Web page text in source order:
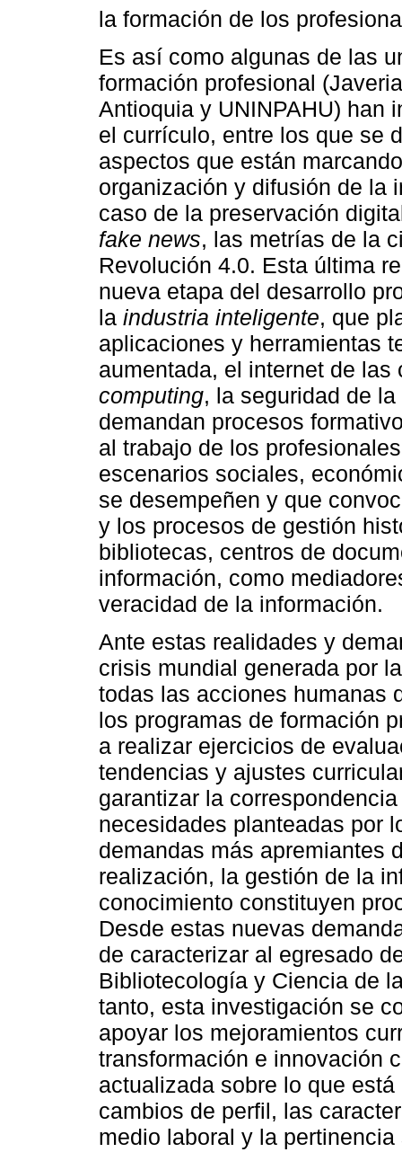
la formación de los
Es así como algunas de las
formación profesional
Antioquia y UNINPAHU) han
el currículo, entre los que se
aspectos que están
organización y difusión de la
caso de la preservación
fake news, las metrías de la
Revolución 4.0. Esta última
nueva etapa del desarrollo
la industria inteligente, que
aplicaciones y herramientas
aumentada, el internet de
computing, la seguridad de
demandan procesos
al trabajo de los
escenarios sociales,
se desempeñen y que
y los procesos de gestión
bibliotecas, centros de
información, como
veracidad de la información.
Ante estas realidades y
crisis mundial generada por
todas las acciones humanas
los programas de formación
a realizar ejercicios de
tendencias y ajustes
garantizar la
necesidades planteadas por
demandas más apremiantes
realización, la gestión de la
conocimiento constituyen
Desde estas nuevas
de caracterizar al egresado
Bibliotecología y Ciencia de
tanto, esta investigación se
apoyar los mejoramientos
transformación e innovación
actualizada sobre lo que
cambios de perfil, las
medio laboral y la